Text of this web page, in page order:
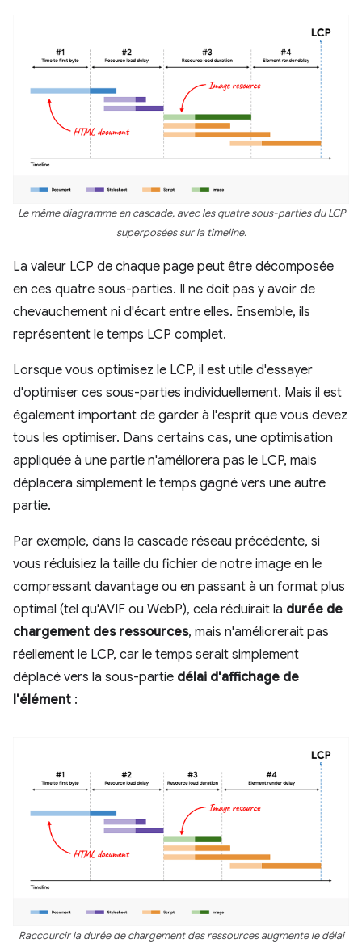
Le même diagramme en cascade, avec les quatre sous-parties du LCP
superposées sur la timeline.
La valeur LCP de chaque page peut être décomposée
en ces quatre sous-parties. Il ne doit pas y avoir de
chevauchement ni d'écart entre elles. Ensemble, ils
représentent le temps LCP complet.
Lorsque vous optimisez le LCP, il est utile d'essayer
d'optimiser ces sous-parties individuellement. Mais il est
également important de garder à l'esprit que vous devez
tous les optimiser. Dans certains cas, une optimisation
appliquée à une partie n'améliorera pas le LCP, mais
déplacera simplement le temps gagné vers une autre
partie.
Par exemple, dans la cascade réseau précédente, si
vous réduisiez la taille du fichier de notre image en le
compressant davantage ou en passant à un format plus
optimal (tel qu'AVIF ou WebP), cela réduirait la durée de
chargement des ressources, mais n'améliorerait pas
réellement le LCP, car le temps serait simplement
déplacé vers la sous-partie délai d'affichage de
l'élément :
Raccourcir la durée de chargement des ressources augmente le délai